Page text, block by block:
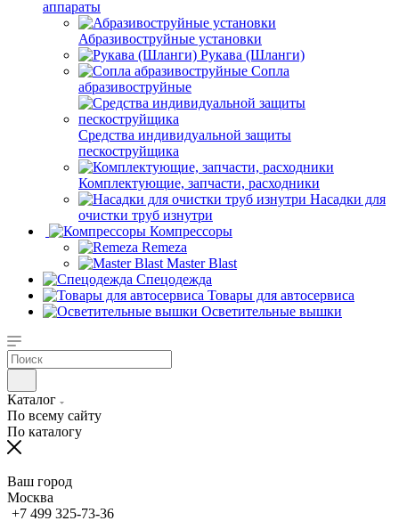
аппараты
Абразивоструйные установки
Рукава (Шланги)
Сопла
абразивоструйные
Средства индивидуальной защиты
пескоструйщика
Комплектующие, запчасти, расходники
Насадки для
очистки труб изнутри
Компрессоры
Remeza
Master Blast
Спецодежда
Товары для автосервиса
Осветительные вышки
Каталог
По всему сайту
По каталогу
Ваш город
Москва
+7 499 325-73-36